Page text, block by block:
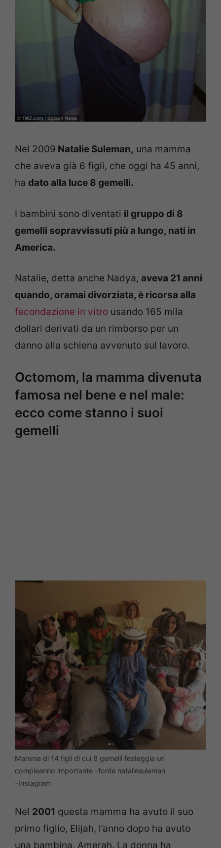
Nel 2009 Natalie Suleman, una mamma
che aveva già 6 figli, che oggi ha 45 anni,
ha dato alla luce 8 gemelli.
I bambini sono diventati il gruppo di 8
gemelli sopravvissuti più a lungo, nati in
America.
Natalie, detta anche Nadya, aveva 21 anni
quando, oramai divorziata, è ricorsa alla
fecondazione in vitro usando 165 mila
dollari derivati da un rimborso per un
danno alla schiena avvenuto sul lavoro.
Octomom, la mamma divenuta
famosa nel bene e nel male:
ecco come stanno i suoi
gemelli
Mamma di 14 figli di cui 8 gemelli festeggia un
compleanno importante -fonte nataliesuleman
-Instagram
Nel 2001 questa mamma ha avuto il suo
primo figlio, Elijah, l’anno dopo ha avuto
una bambina, Amerah. La donna ha